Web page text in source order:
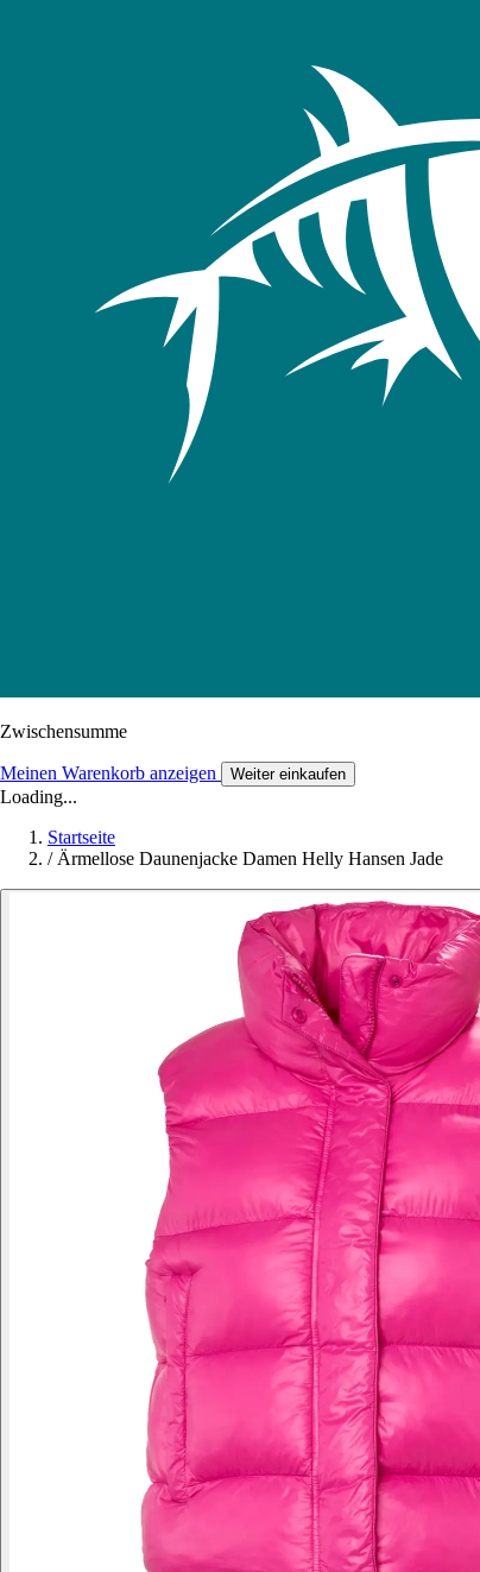
Zwischensumme
Meinen Warenkorb anzeigen Weiter einkaufen
Loading...
Startseite
/ Ärmellose Daunenjacke Damen Helly Hansen Jade